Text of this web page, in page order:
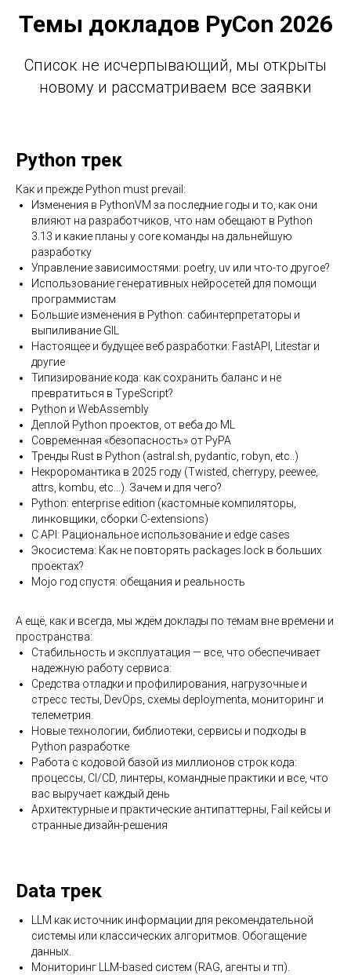
Темы докладов PyCon 2026
Список не исчерпывающий, мы открыты
новому и рассматриваем все заявки
Python трек
Как и прежде Python must prevail:
Изменения в PythonVM за последние годы и то, как они
влияют на разработчиков, что нам обещают в Python
3.13 и какие планы у core команды на дальнейшую
разработку
Управление зависимостями: poetry, uv или что-то другое?
Использование генеративных нейросетей для помощи
программистам
Большие изменения в Python: сабинтерпретаторы и
выпиливание GIL
Настоящее и будущее веб разработки: FastAPI, Litestar и
другие
Типизирование кода: как сохранить баланс и не
превратиться в TypeScript?
Python и WebAssembly
Деплой Python проектов, от веба до ML
Современная «безопасность» от PyPA
Тренды Rust в Python (astral.sh, pydantic, robyn, etc..)
Некроромантика в 2025 году (Twisted, cherrypy, peewee,
attrs, kombu, etc…). Зачем и для чего?
Python: enterprise edition (кастомные компиляторы,
линковщики, сборки С-extensions)
C API: Рациональное использование и edge cases
Экосистема: Как не повторять packages.lock в больших
проектах?
Mojo год спустя: обещания и реальность
А ещё, как и всегда, мы ждём доклады по темам вне времени и
пространства:
Стабильность и эксплуатация — все, что обеспечивает
надежную работу сервиса:
Средства отладки и профилирования, нагрузочные и
стресс тесты, DevOps, схемы deploymentа, мониторинг и
телеметрия.
Новые технологии, библиотеки, сервисы и подходы в
Python разработке
Работа с кодовой базой из миллионов строк кода:
процессы, CI/CD, линтеры, командные практики и все, что
вас выручает каждый день
Архитектурные и практические антипаттерны, Fail кейсы и
странные дизайн-решения
Data трек
LLM как источник информации для рекомендательной
системы или классических алгоритмов. Обогащение
данных.
Мониторинг LLM-based систем (RAG, агенты и тп).